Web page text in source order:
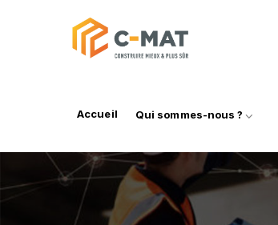
Accueil Qui sommes-nous ?